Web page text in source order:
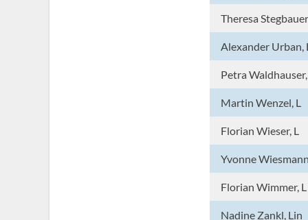
Theresa
Alexander Urban,
Petra
Martin Wenzel, L
Florian Wieser, L
Yvonne
Florian Wimmer, L
Nadine Zankl, Lin